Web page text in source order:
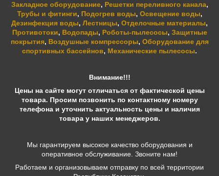
Закладное оборудование, Решетки переливного канала,
Трубы и фитинги, Подогрев воды, Освещение воды,
Дезинфекция воды, Лестницы, Отделочные материалы,
Противотоки, Водопады, Роботы-пылесосы, Защитные
покрытия, Воздушные компрессоры, Оборудование для
спортивных бассейнов, Механические пылесосы.
Внимание!!!
Цены на сайте могут отличаться от фактической цены
товара. Просим позвонить по контактному номеру
телефона и уточнить актуальность цены и наличия
товара у наших менеджеров.
Мы гарантируем высокое качество оборудования и
оперативное обслуживание. Звоните нам!
Работаем и организовываем отправку по всей территории